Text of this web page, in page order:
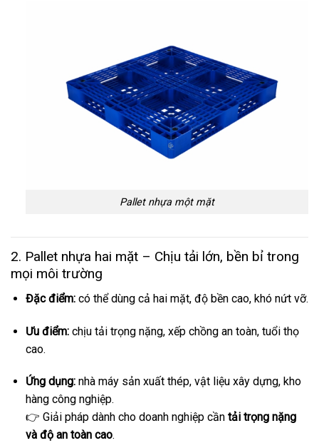
Pallet nhựa một mặt
2. Pallet nhựa hai mặt – Chịu tải lớn, bền bỉ trong
mọi môi trường
Đặc điểm:có thể dùng cả hai mặt, độ bền cao, khó nứt vỡ.
Ưu điểm:chịu tải trọng nặng, xếp chồng an toàn, tuổi thọ
cao.
Ứng dụng:nhà máy sản xuất thép, vật liệu xây dựng, kho
hàng công nghiệp.
👉 Giải pháp dành cho doanh nghiệp cần tải trọng nặng
và độ an toàn cao.